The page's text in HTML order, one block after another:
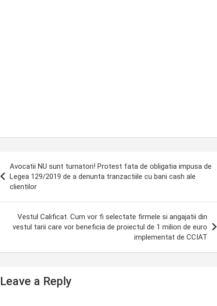
Avocatii NU sunt turnatori! Protest fata de obligatia impusa de
Legea 129/2019 de a denunta tranzactiile cu bani cash ale
clientilor
Vestul Calificat. Cum vor fi selectate firmele si angajatii din
vestul tarii care vor beneficia de proiectul de 1 milion de euro
implementat de CCIAT
Leave a Reply